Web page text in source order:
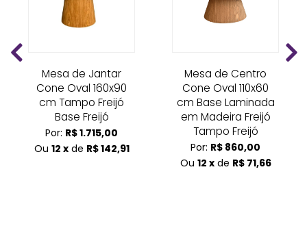
Mesa de Jantar
Cone Oval 160x90
cm Tampo Freijó
Base Freijó
Por: R$ 1.715,00
Ou 12 xde R$ 142,91
Mesa de Centro
Cone Oval 110x60
cm Base Laminada
em Madeira Freijó
Tampo Freijó
Por: R$ 860,00
Ou 12 xde R$ 71,66